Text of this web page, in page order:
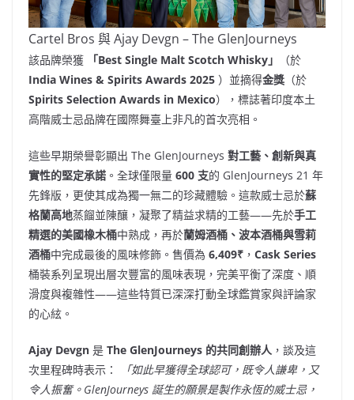
Cartel Bros 與 Ajay Devgn – The GlenJourneys
該品牌榮獲 「Best Single Malt Scotch Whisky」
（於
India Wines & Spirits Awards 2025 ）並摘得金獎 （於
Spirits Selection Awards in Mexico），標誌著印度本土
高階威士忌品牌在國際舞臺上非凡的首次亮相。
這些早期榮譽彰顯出 The GlenJourneys 對工藝、創新與真
實性的堅定承諾 。全球僅限量 600 支的 GlenJourneys 21 年
先鋒版，更使其成為獨一無二的珍藏體驗。這款威士忌於蘇
格蘭高地蒸餾並陳釀，凝聚了精益求精的工藝——先於手工
精選的美國橡木桶中熟成，再於蘭姆酒桶、波本酒桶與雪莉
酒桶中完成最後的風味修飾。售價為 6,409₹ ， Cask Series
桶裝系列呈現出層次豐富的風味表現，完美平衡了深度、順
滑度與複雜性——這些特質已深深打動全球鑑賞家與評論家
的心絃。
Ajay Devgn 是 The GlenJourneys 的共同創辦人 ，談及這
次里程碑時表示：
「如此早獲得全球認可，既令人謙卑，又
令人振奮。GlenJourneys 誕生的願景是製作永恆的威士忌，